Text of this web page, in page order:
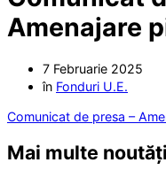
Amenajare
7 Februarie 2025
în Fonduri U.E.
Comunicat de presa –
Mai multe noutăți